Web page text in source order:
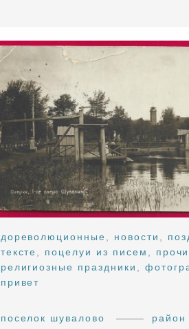
дореволюционные , новости ,
тексте , поцелуи из писем ,
религиозные праздники ,
привет
поселок шувалово район